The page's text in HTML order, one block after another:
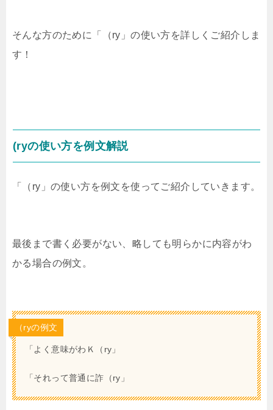
そんな方のために「（ry」の使い方を詳しくご紹介しま
す！
(ryの使い方を例文解説
「（ry」の使い方を例文を使ってご紹介していきます。
最後まで書く必要がない、略しても明らかに内容がわ
かる場合の例文。
（ryの例文
「よく意味がわＫ（ry」
「それって普通に詐（ry」